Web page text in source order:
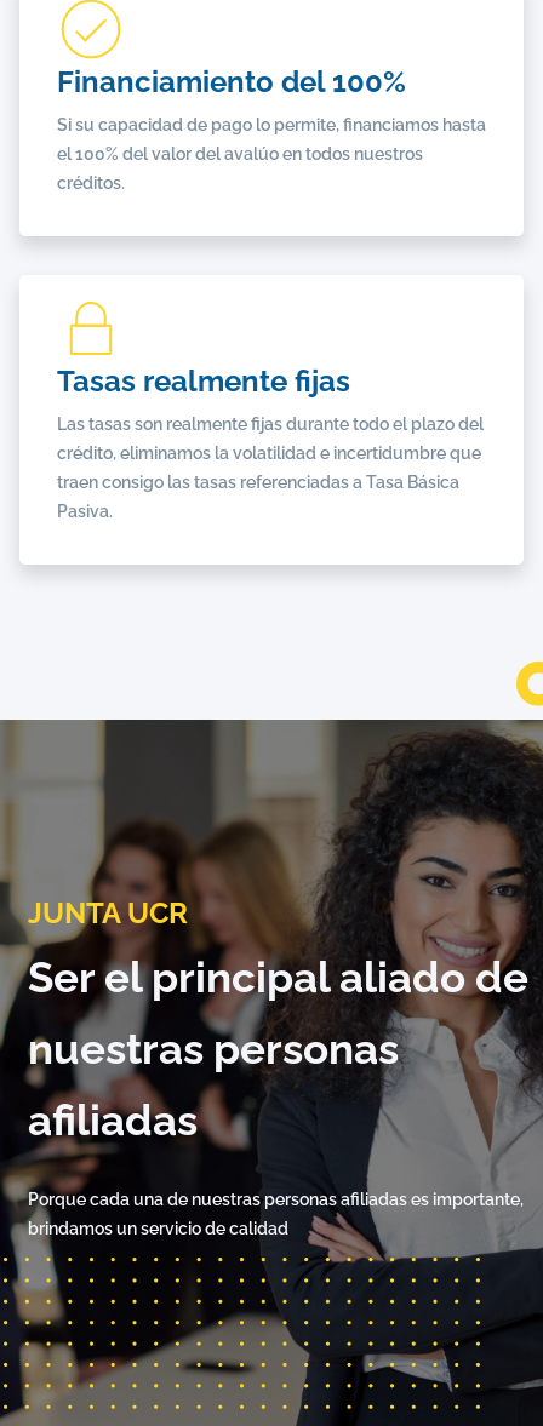
Financiamiento del 100%
Si su capacidad de pago lo permite, financiamos hasta
el 100% del valor del avalúo en todos nuestros
créditos.
Tasas realmente fijas
Las tasas son realmente fijas durante todo el plazo del
crédito, eliminamos la volatilidad e incertidumbre que
traen consigo las tasas referenciadas a Tasa Básica
Pasiva.
JUNTA UCR
Ser el principal aliado de
nuestras personas
afiliadas
Porque cada una de nuestras personas afiliadas es importante,
brindamos un servicio de calidad